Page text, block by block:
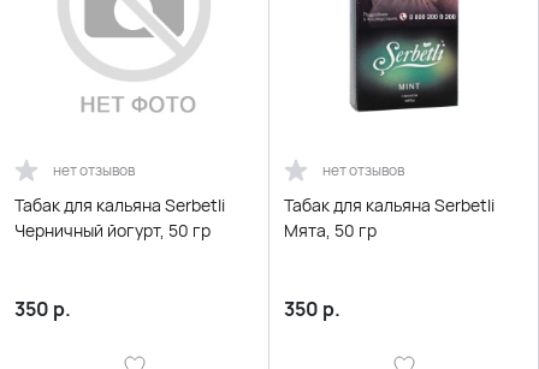
нет отзывов
Табак для кальяна Serbetli
Черничный йогурт, 50 гр
350 р.
нет отзывов
Табак для кальяна Serbetli
Мята, 50 гр
350 р.